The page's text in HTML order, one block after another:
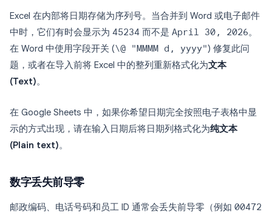
Excel 在内部将日期存储为序列号。当合并到 Word 或电子邮件
中时，它们有时会显示为 45234 而不是 April 30, 2026。
在 Word 中使用字段开关 (\@ "MMMM d, yyyy") 修复此问
题，或者在导入前将 Excel 中的整列重新格式化为文本
(Text)。
在 Google Sheets 中，如果你希望日期完全按照电子表格中显
示的方式出现，请在输入日期后将日期列格式化为纯文本
(Plain text)。
数字丢失前导零
邮政编码、电话号码和员工 ID 通常会丢失前导零（例如 00472